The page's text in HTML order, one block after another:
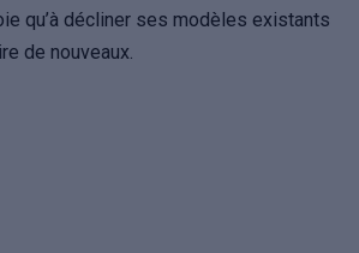
qu’à décliner ses modèles existants
de nouveaux.